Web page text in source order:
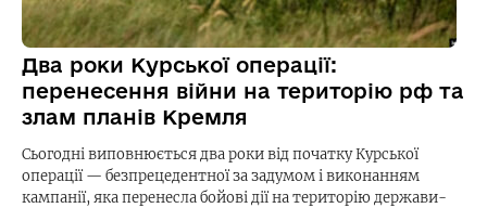
Два роки Курської операції:
перенесення війни на територію рф та
злам планів Кремля
Сьогодні виповнюється два роки від початку Курської
операції — безпрецедентної за задумом і виконанням
кампанії, яка перенесла бойові дії на територію держави-